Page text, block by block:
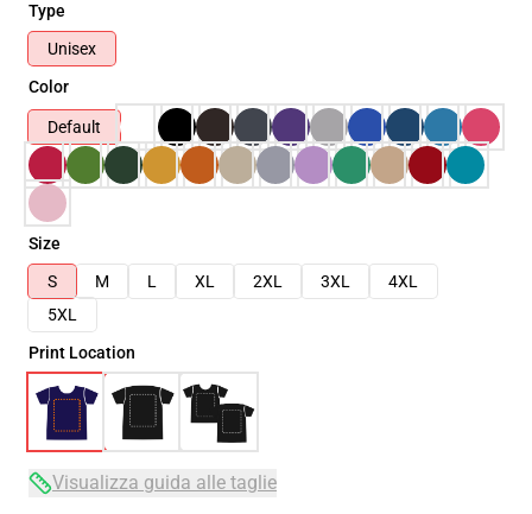
Type
Unisex
Color
Default
Size
S
M L XL 2XL 3XL
4XL
5XL
Print Location
Visualizza guida alle taglie